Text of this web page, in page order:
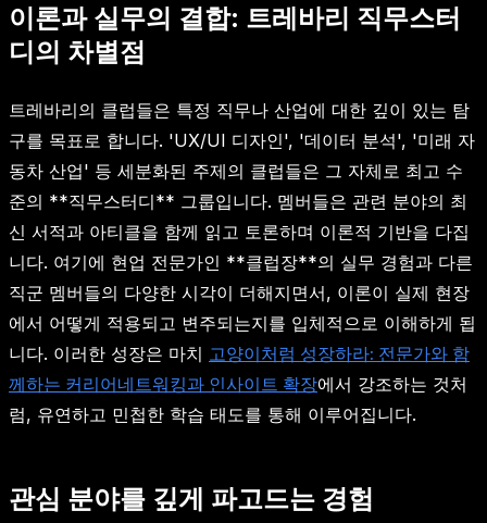
이론과 실무의 결합: 트레바리 직무스터
디의 차별점
트레바리의 클럽들은 특정 직무나 산업에 대한 깊이 있는 탐
구를 목표로 합니다. 'UX/UI 디자인', '데이터 분석', '미래 자
동차 산업' 등 세분화된 주제의 클럽들은 그 자체로 최고 수
준의 **직무스터디** 그룹입니다. 멤버들은 관련 분야의 최
신 서적과 아티클을 함께 읽고 토론하며 이론적 기반을 다집
니다. 여기에 현업 전문가인 **클럽장**의 실무 경험과 다른
직군 멤버들의 다양한 시각이 더해지면서, 이론이 실제 현장
에서 어떻게 적용되고 변주되는지를 입체적으로 이해하게 됩
니다. 이러한 성장은 마치 고양이처럼 성장하라: 전문가와 함
께하는 커리어네트워킹과 인사이트 확장에서 강조하는 것처
럼, 유연하고 민첩한 학습 태도를 통해 이루어집니다.
관심 분야를 깊게 파고드는 경험